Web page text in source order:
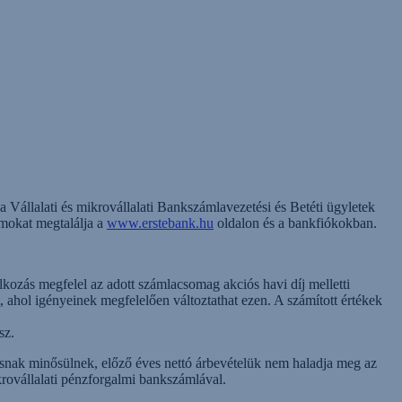
Vállalati és mikrovállalati Bankszámlavezetési és Betéti ügyletek
megtalálja a www.erstebank.hu oldalon és a bankfiókokban.
megfelel az adott számlacsomag akciós havi díj melletti
igényeinek megfelelően változtathat ezen. A számított értékek
minősülnek, előző éves nettó árbevételük nem haladja meg az
pénzforgalmi bankszámlával.